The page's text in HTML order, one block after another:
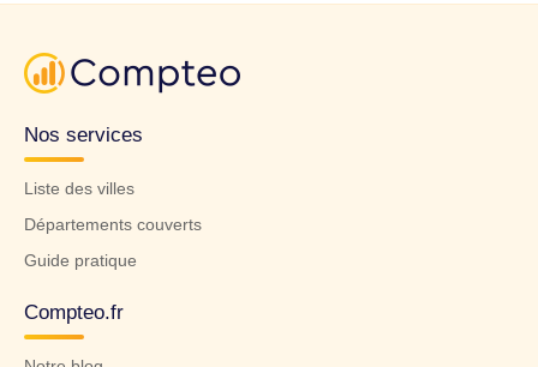
Nos services
Liste des villes
Départements couverts
Guide pratique
Compteo.fr